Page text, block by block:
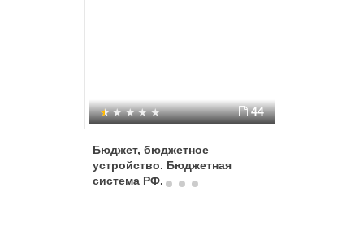
44
Бюджет, бюджетное
устройство. Бюджетная
система РФ.